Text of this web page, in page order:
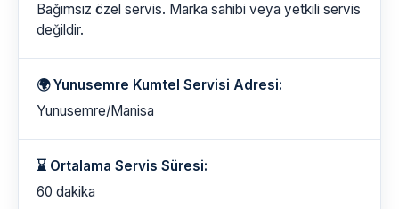
Bağımsız özel servis. Marka sahibi veya yetkili servis
değildir.
🌍 Yunusemre Kumtel Servisi Adresi:
Yunusemre/Manisa
⌛ Ortalama Servis Süresi:
60 dakika